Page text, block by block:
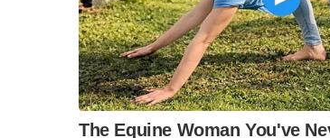
c
e
b
o
n
e
i
t
t
e
p
y
L
i
f
o
r